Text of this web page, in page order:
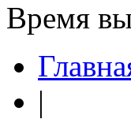
Время
|